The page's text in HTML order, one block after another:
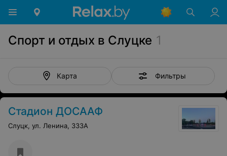
Спорт и отдых в Слуцке 1
Карта Фильтры
Стадион ДОСААФ
Слуцк, ул. Ленина, 333А